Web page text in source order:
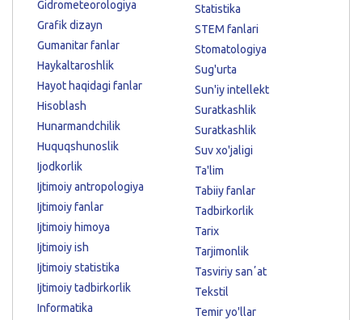
Gidrometeorologiya
Grafik dizayn
Gumanitar fanlar
Haykaltaroshlik
Hayot haqidagi fanlar
Hisoblash
Hunarmandchilik
Huquqshunoslik
Ijodkorlik
Ijtimoiy antropologiya
Ijtimoiy fanlar
Ijtimoiy himoya
Ijtimoiy ish
Ijtimoiy statistika
Ijtimoiy tadbirkorlik
Informatika
Statistika
STEM fanlari
Stomatologiya
Sug'urta
Sun'iy intellekt
Suratkashlik
Suratkashlik
Suv xo'jaligi
Ta'lim
Tabiiy fanlar
Tadbirkorlik
Tarix
Tarjimonlik
Tasviriy sanʼat
Tekstil
Temir yo'llar